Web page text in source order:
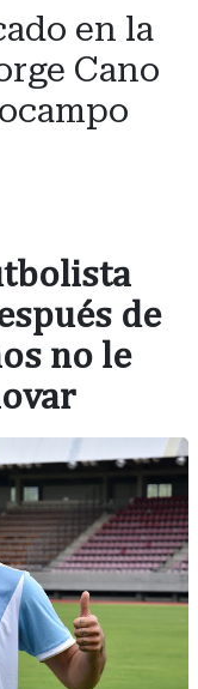
en la
Cano
de
no le